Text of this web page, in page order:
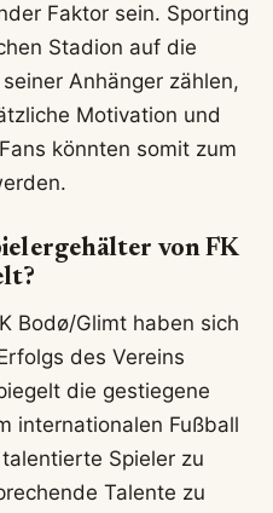
Faktor sein. Sporting
Stadion auf die
Anhänger zählen,
Motivation und
könnten somit zum
von FK
Bodø/Glimt haben sich
des Vereins
die gestiegene
internationalen Fußball
Spieler zu
Talente zu